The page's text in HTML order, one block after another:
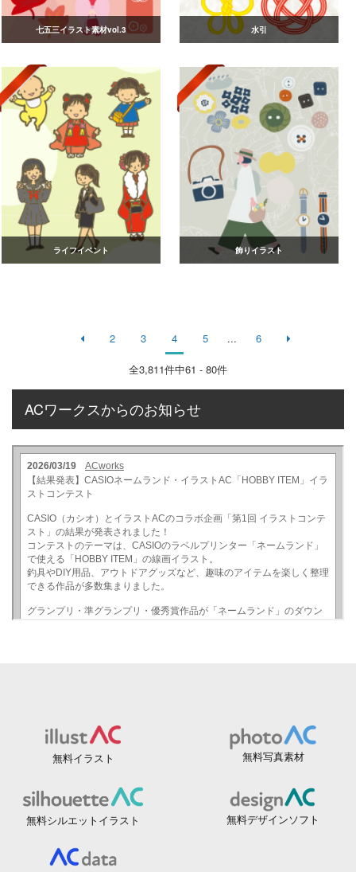
七五三イラスト素材vol.3 水引
ライフイベント 飾りイラスト
2 3 4 5 ... 6
全3,811件中61 - 80件
ACワークスからのお知らせ
無料イラスト 無料写真素材
無料シルエットイラスト 無料デザインソフト